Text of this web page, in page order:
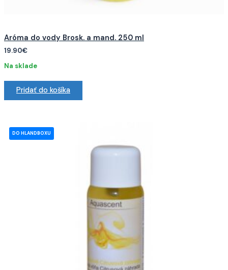
Aróma do vody Brosk. a mand. 250 ml
19.90€
Na sklade
Pridať do košíka